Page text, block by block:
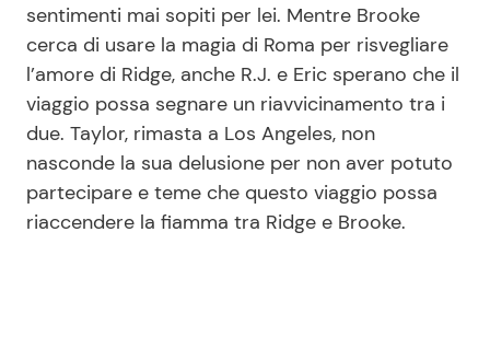
sentimenti mai sopiti per lei. Mentre Brooke
cerca di usare la magia di Roma per risvegliare
l’amore di Ridge, anche R.J. e Eric sperano che il
viaggio possa segnare un riavvicinamento tra i
due. Taylor, rimasta a Los Angeles, non
nasconde la sua delusione per non aver potuto
partecipare e teme che questo viaggio possa
riaccendere la fiamma tra Ridge e Brooke.